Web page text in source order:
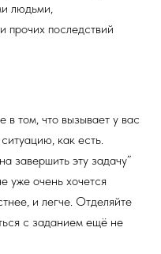
людьми,
прочих последствий
в том, что вызывает у вас
как есть.
завершить эту задачу”
уже очень хочется
и легче. Отделяйте
с заданием ещё не